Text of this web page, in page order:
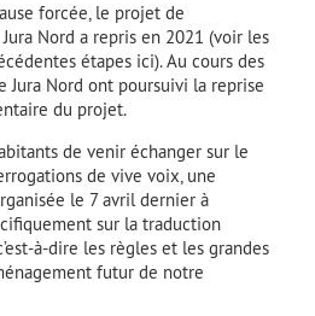
forcée, le projet de
Nord a repris en 2021 (voir les
étapes ici). Au cours des
Jura Nord ont poursuivi la reprise
du projet.
de venir échanger sur le
de vive voix, une
le 7 avril dernier à
sur la traduction
à-dire les règles et les grandes
futur de notre